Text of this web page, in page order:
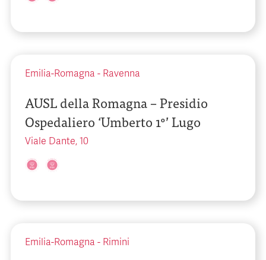
Emilia-Romagna - Ravenna
AUSL della Romagna – Presidio
Ospedaliero ‘Umberto 1°’ Lugo
Viale Dante, 10
Emilia-Romagna - Rimini